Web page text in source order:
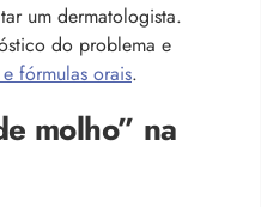
um dermatologista.
do problema e
fórmulas orais.
molho” na